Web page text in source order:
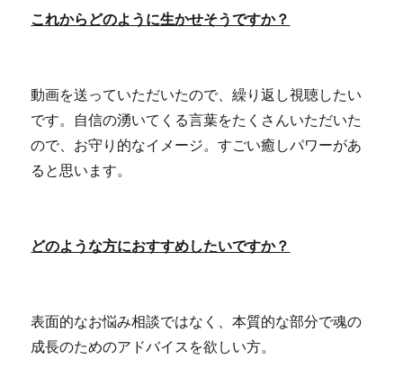
これからどのように生かせそうですか？
動画を送っていただいたので、繰り返し視聴したい
です。自信の湧いてくる言葉をたくさんいただいた
ので、お守り的なイメージ。すごい癒しパワーがあ
ると思います。
どのような方におすすめしたいですか？
表面的なお悩み相談ではなく、本質的な部分で魂の
成長のためのアドバイスを欲しい方。